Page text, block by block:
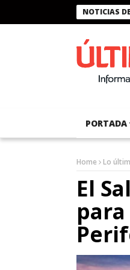
NOTICIAS
Presidente Bukele
PORTADA
Home Lo
El